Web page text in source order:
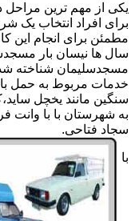
یکی از مهم ترین
برای افراد انتخاب یک
مطمئن برای انجام این
سال ها نیسان بار
مسجدسلیمان شناخته
خدمات مربوط به حمل
سنگین مانند یخچل
سجاد فتاحی.
با